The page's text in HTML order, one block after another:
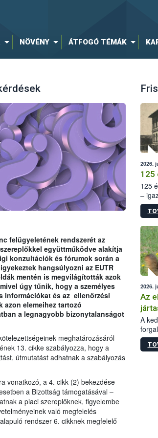
NÖVÉNY ÁTFOGÓ TÉMÁK
felügyeletének rendszerét az
együttműködve alakítja
konzultációk és fórumok során a
hangsúlyozni az EUTR
mentén is megvilágították azok
úgy tűnik, hogy a személyes
információkat és az ellenőrzési
azon elemeihez tartozó
a legnagyobb bizonytalanságot
meghatározásáról
13. cikke szabályozza, hogy a
útmutatást adhatnak a szabályozás
vonatkozó, a 4. cikk (2) bekezdése
a Bizottság támogatásával –
a piaci szereplőknek, figyelembe
való megfelelés
rendszer 6. cikknek megfelelő
2026.
125
125
–
15.
2026.
Az
A